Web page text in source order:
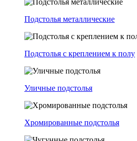
Подстолья металлические
Подстолья с креплением к полу
Уличные подстолья
Хромированные подстолья